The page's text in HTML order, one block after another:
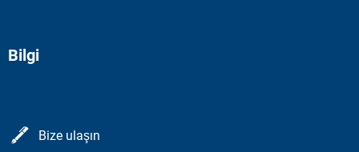
Bilgi
Bize ulaşın